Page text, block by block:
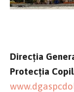
Direcția
Protecția